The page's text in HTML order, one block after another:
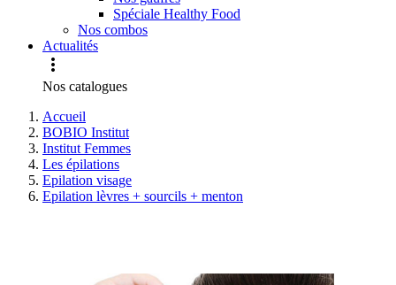
Spéciale Healthy Food
Nos combos
Actualités

Nos catalogues
Accueil
BOBIO Institut
Institut Femmes
Les épilations
Epilation visage
Epilation lèvres + sourcils + menton